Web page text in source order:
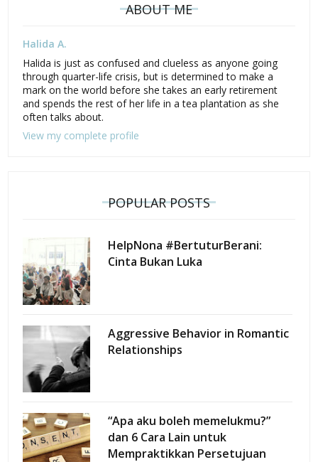
ABOUT ME
Halida A.
Halida is just as confused and clueless as anyone going
through quarter-life crisis, but is determined to make a
mark on the world before she takes an early retirement
and spends the rest of her life in a tea plantation as she
often talks about.
View my complete profile
POPULAR POSTS
HelpNona #BertuturBerani:
Cinta Bukan Luka
Aggressive Behavior in Romantic
Relationships
“Apa aku boleh memelukmu?”
dan 6 Cara Lain untuk
Mempraktikkan Persetujuan